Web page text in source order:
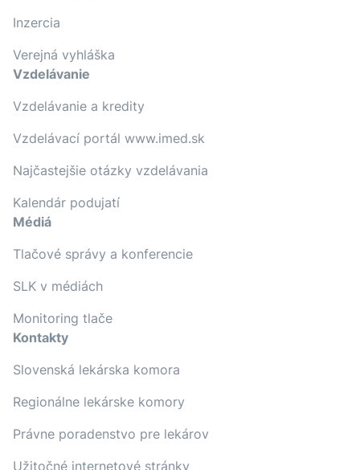
Inzercia
Verejná vyhláška
Vzdelávanie
Vzdelávanie a kredity
Vzdelávací portál www.imed.sk
Najčastejšie otázky vzdelávania
Kalendár podujatí
Médiá
Tlačové správy a konferencie
SLK v médiách
Monitoring tlače
Kontakty
Slovenská lekárska komora
Regionálne lekárske komory
Právne poradenstvo pre lekárov
Užitočné internetové stránky